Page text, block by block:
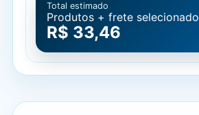
Total estimado
Produtos + frete selecionado
R$ 33,46